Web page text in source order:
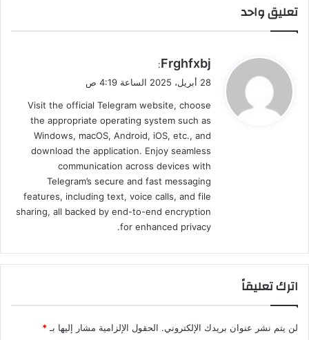
تعليق واحد
ي
ل
Frghfxbj
:
28 أبريل، 2025 الساعة 4:19 ص
Visit the official Telegram website, choose
the appropriate operating system such as
Windows, macOS, Android, iOS, etc., and
download the application. Enjoy seamless
communication across devices with
Telegram’s secure and fast messaging
features, including text, voice calls, and file
sharing, all backed by end-to-end encryption
for enhanced privacy.
اترك تعليقاً
لن يتم نشر عنوان بريدك الإلكتروني. الحقول الإلزامية مشار إليها بـ *